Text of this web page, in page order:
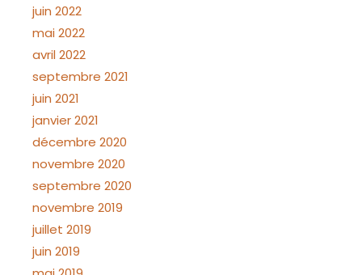
juin 2022
mai 2022
avril 2022
septembre 2021
juin 2021
janvier 2021
décembre 2020
novembre 2020
septembre 2020
novembre 2019
juillet 2019
juin 2019